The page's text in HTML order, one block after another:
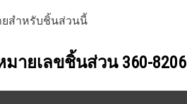
ยสำหรับชิ้นส่วนนี้
มายเลขชิ้นส่วน 360-8206